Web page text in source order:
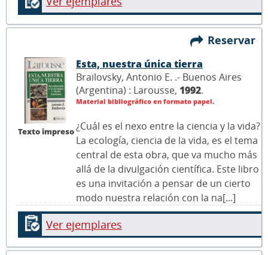
Reservar
Texto impreso
Esta, nuestra única tierra
Brailovsky, Antonio E. .- Buenos Aires
(Argentina) : Larousse, 1992.
Material bibliográfico en formato papel.
¿Cuál es el nexo entre la ciencia y la vida?
La ecología, ciencia de la vida, es el tema
central de esta obra, que va mucho más
allá de la divulgación científica. Este libro
es una invitación a pensar de un cierto
modo nuestra relación con la na[...]
Ver ejemplares